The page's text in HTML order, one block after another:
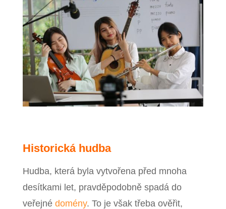
Historická hudba
Hudba, která byla vytvořena před mnoha
desítkami let, pravděpodobně spadá do
veřejné domény. To je však třeba ověřit,